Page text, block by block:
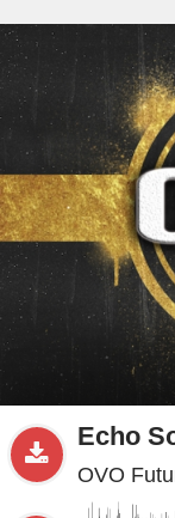
Sample .ru
Echo
OVO